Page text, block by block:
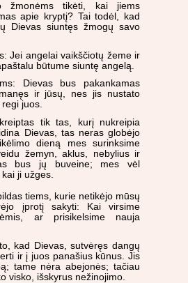
žmonėms tikėti, kai jiems
apie kryptį? Tai todėl, kad
Dievas siuntęs žmogų savo
Jei angelai vaikščiotų žeme ir
būtume siuntę angelą.
Dievas bus pakankamas
ir jūsų, nes jis nustato
juos.
tik tas, kurį nukreipia
Dievas, tas neras globėjo
dieną mes surinksime
žemyn, aklus, nebylius ir
bus jų buveine; mes vėl
ji užges.
tiems, kurie netikėjo mūsų
įprotį sakyti: Kai virsime
ar prisikelsime nauja
kad Dievas, sutvėręs dangų
ir į juos panašius kūnus. Jis
tame nėra abejonės; tačiau
visko, išskyrus nežinojimo.